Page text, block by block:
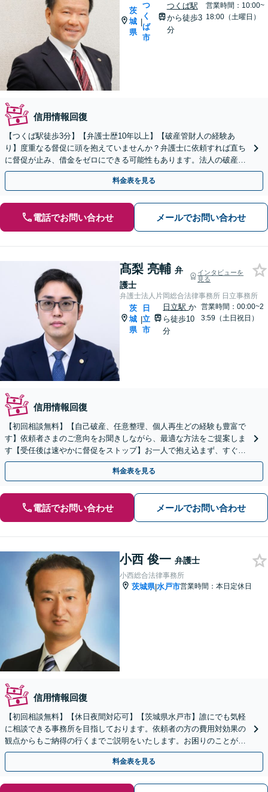
茨
城
県
|
つ
く
ば
市
つくば駅
から徒歩3
分
営業時間：10:00~
18:00（土曜日）
信用情報回復
【つくば駅徒歩3分】【弁護士歴10年以上】【破産管財人の経験あ
り】度重なる督促に頭を抱えていませんか？弁護士に依頼すれば直ち
に督促が止み、借金をゼロにできる可能性もあります。法人の破産も
対応可能◎【民事法律扶助制度の利用可能】
料金表を見る
電話でお問い合わせ メールでお問い合わせ
髙梨 亮輔 弁
護士
インタビューを
見る
弁護士法人片岡総合法律事務所 日立事務所
茨
城
県
|
日
立
市
日立駅か
ら徒歩10
分
営業時間：00:00~2
3:59（土日祝日）
信用情報回復
【初回相談無料】【自己破産、任意整理、個人再生どの経験も豊富で
す】依頼者さまのご意向をお聞きしながら、最適な方法をご提案しま
す【受任後は速やかに督促をストップ】お一人で抱え込まず、すぐに
ご相談ください【土日祝対応可】【駐車場完備】
料金表を見る
電話でお問い合わせ メールでお問い合わせ
小西 俊一 弁護士
小西総合法律事務所
茨城県|水戸市営業時間：本日定休日
信用情報回復
【初回相談無料】【休日夜間対応可】【茨城県水戸市】誰にでも気軽
に相談できる事務所を目指しております。依頼者の方の費用対効果の
観点からもご納得の行くまでご説明をいたします。お困りのことがご
ざいましたらお気軽にご相談ください。
料金表を見る